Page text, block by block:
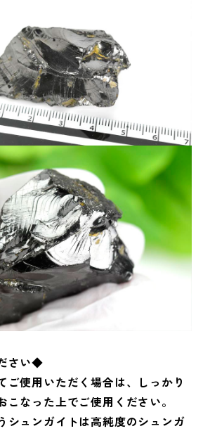
さい◆
使用いただく場合は、しっかり
こなった上でご使用ください。
シュンガイトは高純度のシュンガ